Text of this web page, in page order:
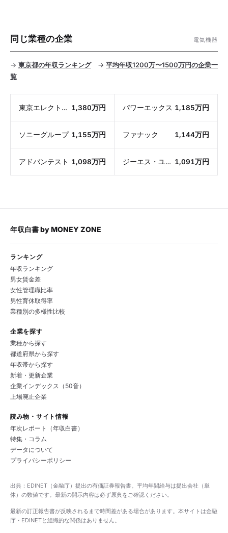
同じ業種の企業 電気機器
→ 東京都の年収ランキング→ 平均年収1200万〜1500万円の企業一
覧
東京エレクトロン 1,380万円 パワーエックス 1,185万円
ソニーグループ 1,155万円 ファナック 1,144万円
アドバンテスト 1,098万円 ジーエス・ユアサ コーポレーション 1,091万円
年収白書byMONEY ZONE
ランキング
年収ランキング
男女賃金差
女性管理職比率
男性育休取得率
業種別の多様性比較
企業を探す
業種から探す
都道府県から探す
年収帯から探す
新着・更新企業
企業インデックス（50音）
上場廃止企業
読み物・サイト情報
年次レポート（年収白書）
特集・コラム
データについて
プライバシーポリシー
出典：EDINET（金融庁）提出の有価証券報告書。平均年間給与は提出会社（単
体）の数値です。最新の開示内容は必ず原典をご確認ください。
最新の訂正報告書が反映されるまで時間差がある場合があります。本サイトは金融
庁・EDINETと組織的な関係はありません。